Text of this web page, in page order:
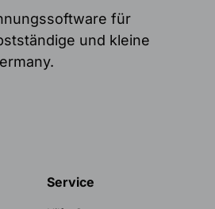
für
und kleine
Service